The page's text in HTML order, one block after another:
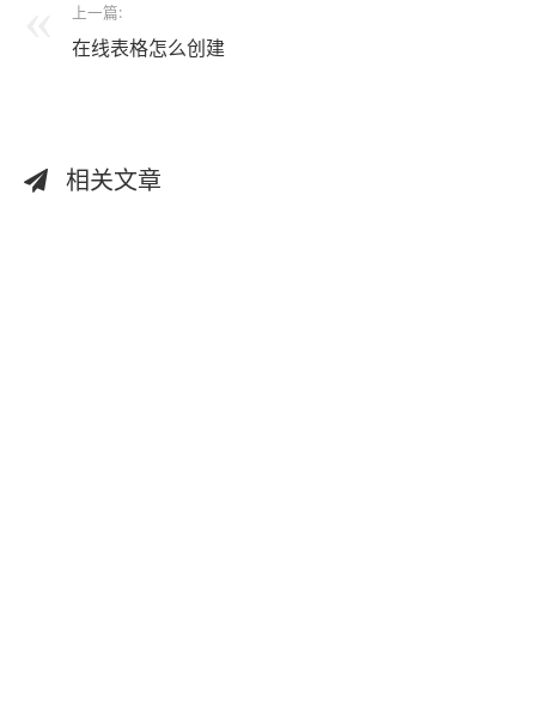
上一篇:
在线表格怎么创建
相关文章